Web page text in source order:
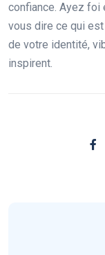
confiance. Ayez foi
vous dire ce qui
de votre identité,
inspirent.